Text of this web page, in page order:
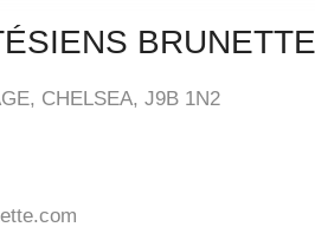
CHELSEA, J9B 1N2